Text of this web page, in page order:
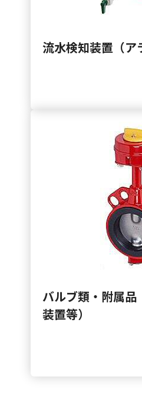
流水検知装置（ア
バルブ類・附属品
装置等）